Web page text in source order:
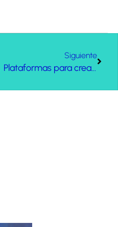
Siguiente
Plataformas para crear tu tienda online, ¡descubre cuál es la mejor para tu negocio!